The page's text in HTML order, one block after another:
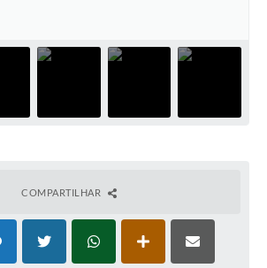
COMPARTILHAR